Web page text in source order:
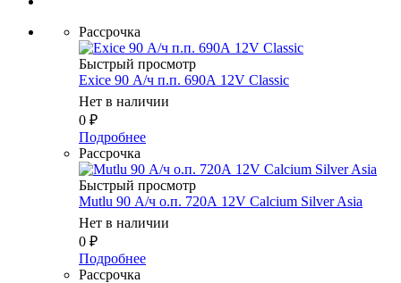
Рассрочка
Быстрый просмотр
Exice 90 А/ч п.п. 690А 12V Classic
Нет в наличии
0 ₽
Подробнее
Рассрочка
Быстрый просмотр
Mutlu 90 А/ч о.п. 720А 12V Calcium Silver Asia
Нет в наличии
0 ₽
Подробнее
Рассрочка